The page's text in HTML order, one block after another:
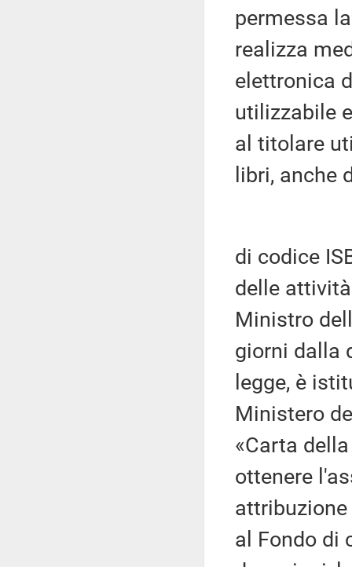
permessa
realizza
elettronica
utilizzabile
al titolare
libri, anche
di codice
delle
Ministro
giorni dalla
legge, è
Ministero
«Carta
ottenere
al Fondo di